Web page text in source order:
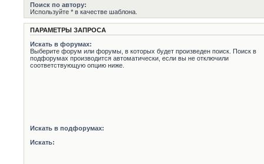
Поиск по автору:
Используйте * в качестве шаблона.
ПАРАМЕТРЫ ЗАПРОСА
Искать в форумах:
Выберите форум или форумы, в которых будет произведен поиск. Поиск в
подфорумах производится автоматически, если вы не отключили
соответствующую опцию ниже.
Искать в подфорумах:
Искать: